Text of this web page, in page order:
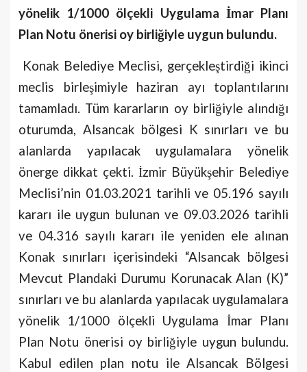
yönelik 1/1000 ölçekli Uygulama İmar Planı
Plan Notu önerisi oy birliğiyle uygun bulundu.
Konak Belediye Meclisi, gerçekleştirdiği ikinci
meclis birleşimiyle haziran ayı toplantılarını
tamamladı. Tüm kararların oy birliğiyle alındığı
oturumda, Alsancak bölgesi K sınırları ve bu
alanlarda yapılacak uygulamalara yönelik
önerge dikkat çekti. İzmir Büyükşehir Belediye
Meclisi’nin 01.03.2021 tarihli ve 05.196 sayılı
kararı ile uygun bulunan ve 09.03.2026 tarihli
ve 04.316 sayılı kararı ile yeniden ele alınan
Konak sınırları içerisindeki “Alsancak bölgesi
Mevcut Plandaki Durumu Korunacak Alan (K)”
sınırları ve bu alanlarda yapılacak uygulamalara
yönelik 1/1000 ölçekli Uygulama İmar Planı
Plan Notu önerisi oy birliğiyle uygun bulundu.
Kabul edilen plan notu ile Alsancak Bölgesi